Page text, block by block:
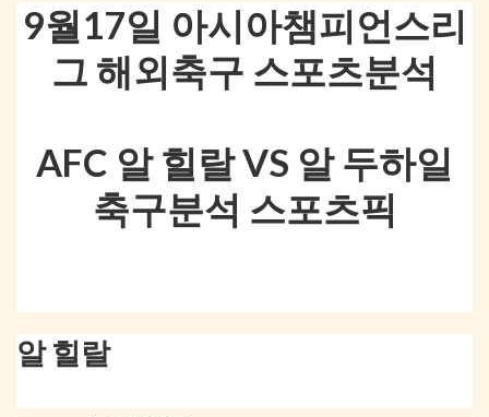
9월17일 아시아챔피언스리
그 해외축구 스포츠분석
AFC 알 힐랄 VS 알 두하일
축구분석 스포츠픽
알 힐랄